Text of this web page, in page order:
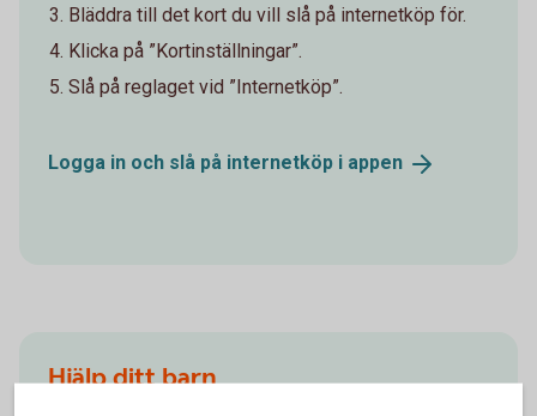
Bläddra till det kort du vill slå på internetköp för.
Klicka på ”Kortinställningar”.
Slå på reglaget vid ”Internetköp”.
Logga in och slå på internetköp i appen
Hjälp ditt barn